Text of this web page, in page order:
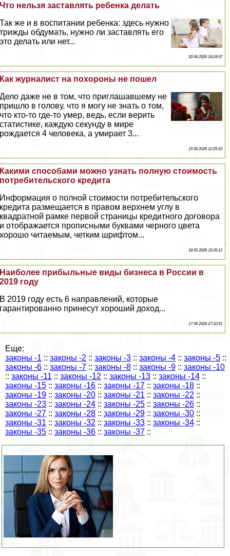
Что нельзя заставлять ребенка делать
Так же и в воспитании ребенка: здесь нужно
трижды обдумать, нужно ли заставлять его
это делать или нет...
20 06 2026 18:24:57
Как журналист на похороны не пошел
Дело даже не в том, что приглашавшему не
пришло в голову, что я могу не знать о том,
что кто-то где-то умер, ведь, если верить
статистике, каждую секунду в мире
рождается 4 человека, а умирает 3...
19 06 2026 12:25:10
Какими способами можно узнать полную стоимость
потребительского кредита
Информация о полной стоимости потребительского
кредита размещается в правом верхнем углу в
квадратной рамке первой страницы кредитного договора
и отображается прописными буквами черного цвета
хорошо читаемым, четким шрифтом...
18 06 2026 19:26:12
Наиболее прибыльные виды бизнеса в России в
2019 году
В 2019 году есть 6 направлений, которые
гарантированно принесут хороший доход...
17 06 2026 17:10:51
Еще:
законы -1 :: законы -2 :: законы -3 :: законы -4 :: законы -5 ::
законы -6 :: законы -7 :: законы -8 :: законы -9 :: законы -10
:: законы -11 :: законы -12 :: законы -13 :: законы -14 ::
законы -15 :: законы -16 :: законы -17 :: законы -18 ::
законы -19 :: законы -20 :: законы -21 :: законы -22 ::
законы -23 :: законы -24 :: законы -25 :: законы -26 ::
законы -27 :: законы -28 :: законы -29 :: законы -30 ::
законы -31 :: законы -32 :: законы -33 :: законы -34 ::
законы -35 :: законы -36 :: законы -37 ::